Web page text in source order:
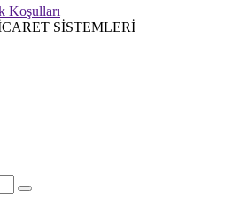
Koşulları
SİSTEMLERİ